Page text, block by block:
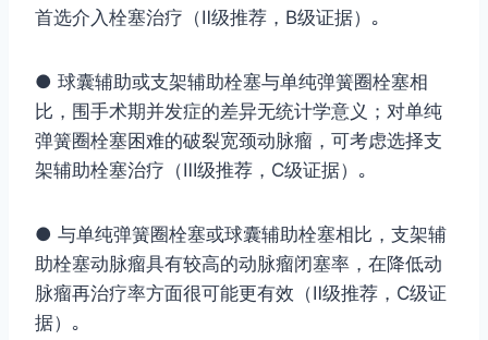
首选介入栓塞治疗（Ⅱ级推荐，B级证据）｡
● 球囊辅助或支架辅助栓塞与单纯弹簧圈栓塞相
比，围手术期并发症的差异无统计学意义；对单纯
弹簧圈栓塞困难的破裂宽颈动脉瘤，可考虑选择支
架辅助栓塞治疗（Ⅲ级推荐，C级证据）｡
● 与单纯弹簧圈栓塞或球囊辅助栓塞相比，支架辅
助栓塞动脉瘤具有较高的动脉瘤闭塞率，在降低动
脉瘤再治疗率方面很可能更有效（Ⅱ级推荐，C级证
据）｡